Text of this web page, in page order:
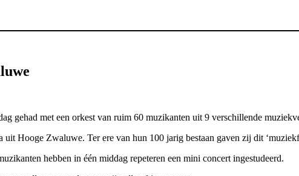
gehad met een orkest van ruim 60 muzikanten uit 9 verschillende
Hooge Zwaluwe. Ter ere van hun 100 jarig bestaan gaven zij dit
hebben in één middag repeteren een mini concert ingestudeerd.